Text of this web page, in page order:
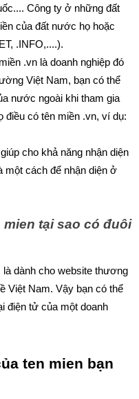
Công ty ở những đất
của đất nước họ hoặc
.INFO,....).
.vn là doanh nghiệp đó
Việt Nam, bạn có thể
nước ngoài khi tham gia
điều có tên miền .vn, ví dụ:
cho khả năng nhận diện
một cách để nhận diện ở
tại sao có đuôi
dành cho website thương
Việt Nam. Vậy bạn có thể
điện tử của một doanh
ten mien bạn